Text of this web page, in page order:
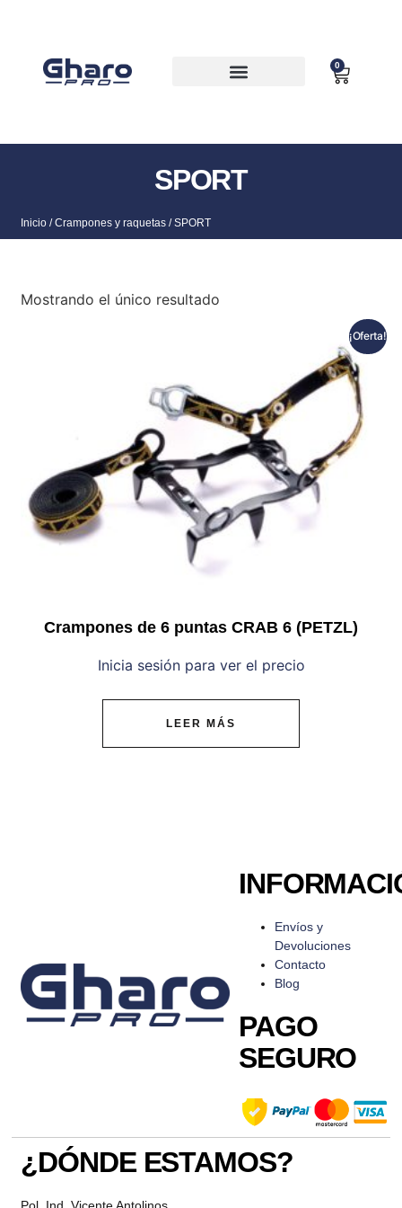
0
SPORT
Inicio /Crampones y raquetas / SPORT
Mostrando el único resultado
¡Oferta!
Crampones de 6 puntas CRAB 6 (PETZL)
Inicia sesión para ver el precio
LEER MÁS
Envíos y
Devoluciones
Contacto
Blog
PAGO
SEGURO
¿DÓNDE ESTAMOS?